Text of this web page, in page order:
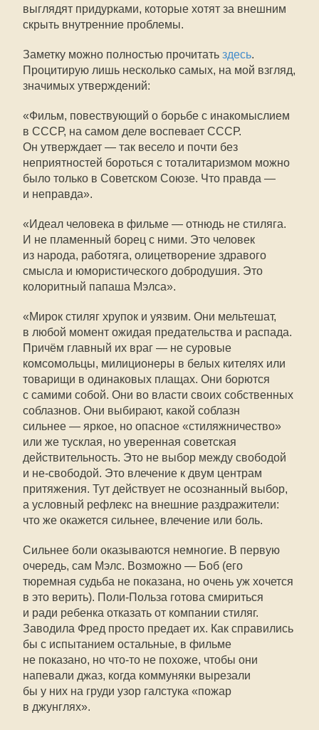
выглядят придурками, которые хотят за внешним
скрыть внутренние проблемы.
Заметку можно полностью прочитать здесь.
Процитирую лишь несколько самых, на мой взгляд,
значимых утверждений:
«Фильм, повествующий о борьбе с инакомыслием
в СССР, на самом деле воспевает СССР.
Он утверждает — так весело и почти без
неприятностей бороться с тоталитаризмом можно
было только в Советском Союзе. Что правда —
и неправда».
«Идеал человека в фильме — отнюдь не стиляга.
И не пламенный борец с ними. Это человек
из народа, работяга, олицетворение здравого
смысла и юмористического добродушия. Это
колоритный папаша Мэлса».
«Мирок стиляг хрупок и уязвим. Они мельтешат,
в любой момент ожидая предательства и распада.
Причём главный их враг — не суровые
комсомольцы, милиционеры в белых кителях или
товарищи в одинаковых плащах. Они борются
с самими собой. Они во власти своих собственных
соблазнов. Они выбирают, какой соблазн
сильнее — яркое, но опасное «стиляжничество»
или же тусклая, но уверенная советская
действительность. Это не выбор между свободой
и не-свободой. Это влечение к двум центрам
притяжения. Тут действует не осознанный выбор,
а условный рефлекс на внешние раздражители:
что же окажется сильнее, влечение или боль.
Сильнее боли оказываются немногие. В первую
очередь, сам Мэлс. Возможно — Боб (его
тюремная судьба не показана, но очень уж хочется
в это верить). Поли-Польза готова смириться
и ради ребенка отказать от компании стиляг.
Заводила Фред просто предает их. Как справились
бы с испытанием остальные, в фильме
не показано, но что-то не похоже, чтобы они
напевали джаз, когда коммуняки вырезали
бы у них на груди узор галстука «пожар
в джунглях».